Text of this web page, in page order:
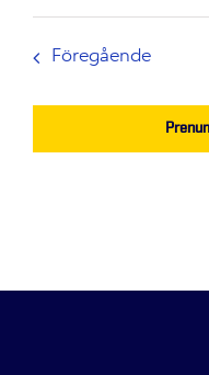
Välj
datum.
Föregående